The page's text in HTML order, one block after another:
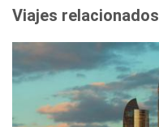
Viajes relacionados